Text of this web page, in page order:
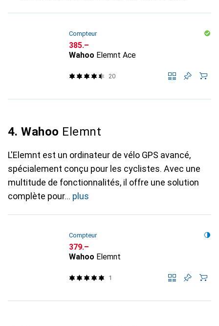
Compteur
CHF
385.–
Wahoo Elemnt Ace
20
4. Wahoo Elemnt
L'Elemnt est un ordinateur de vélo GPS avancé,
spécialement conçu pour les cyclistes. Avec une
multitude de fonctionnalités, il offre une solution
complète pour
plus
Compteur
CHF
379.–
Wahoo Elemnt
1